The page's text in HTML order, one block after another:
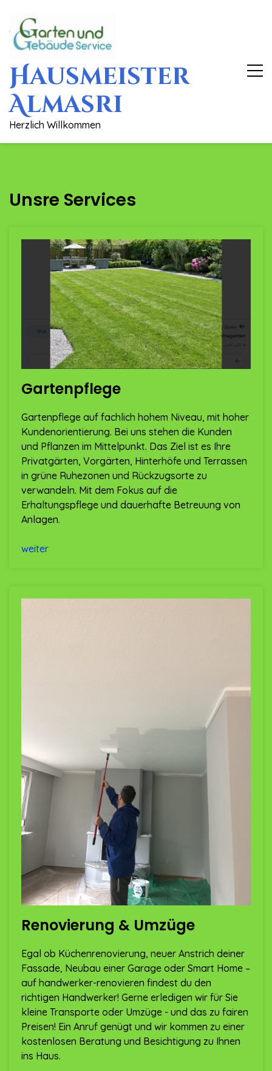
content
Hausmeister
Almasri
Herzlich Willkommen
Unsre Services
Gartenpflege
Gartenpflege auf fachlich hohem Niveau, mit hoher
Kundenorientierung. Bei uns stehen die Kunden
und Pflanzen im Mittelpunkt. Das Ziel ist es Ihre
Privatgärten, Vorgärten, Hinterhöfe und Terrassen
in grüne Ruhezonen und Rückzugsorte zu
verwandeln. Mit dem Fokus auf die
Erhaltungspflege und dauerhafte Betreuung von
Anlagen.
weiter
Renovierung & Umzüge
Egal ob Küchenrenovierung, neuer Anstrich deiner
Fassade, Neubau einer Garage oder Smart Home –
auf handwerker-renovieren findest du den
richtigen Handwerker! Gerne erledigen wir für Sie
kleine Transporte oder Umzüge - und das zu fairen
Preisen! Ein Anruf genügt und wir kommen zu einer
kostenlosen Beratung und Besichtigung zu Ihnen
ins Haus.